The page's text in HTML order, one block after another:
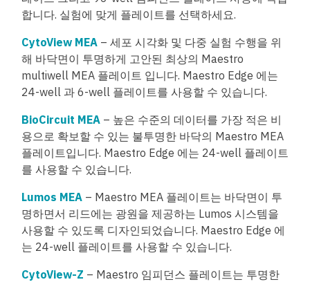
합니다. 실험에 맞게 플레이트를 선택하세요.
CytoView MEA – 세포 시각화 및 다중 실험 수행을 위
해 바닥면이 투명하게 고안된 최상의 Maestro
multiwell MEA 플레이트 입니다. Maestro Edge 에는
24-well 과 6-well 플레이트를 사용할 수 있습니다.
BioCircuit MEA – 높은 수준의 데이터를 가장 적은 비
용으로 확보할 수 있는 불투명한 바닥의 Maestro MEA
플레이트입니다. Maestro Edge 에는 24-well 플레이트
를 사용할 수 있습니다.
Lumos MEA – Maestro MEA 플레이트는 바닥면이 투
명하면서 리드에는 광원을 제공하는 Lumos 시스템을
사용할 수 있도록 디자인되었습니다. Maestro Edge 에
는 24-well 플레이트를 사용할 수 있습니다.
CytoView-Z – Maestro 임피던스 플레이트는 투명한